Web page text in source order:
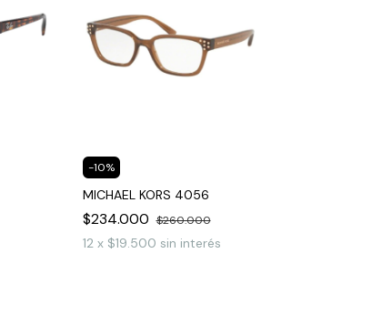
-10%
MICHAEL KORS 4056
$234.000 $260.000
12 x $19.500 sin interés